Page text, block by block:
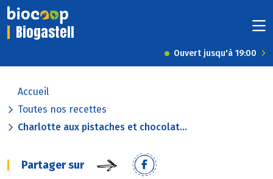
Biogastell
Ouvert jusqu'à 19:00
Accueil
Toutes nos recettes
Charlotte aux pistaches et chocolat...
Partager sur